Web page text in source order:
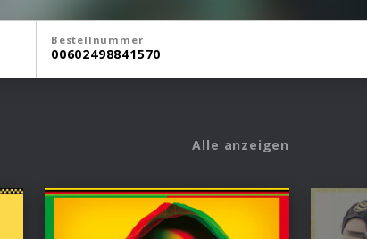
Bestellnummer
00602498841570
Alle anzeigen